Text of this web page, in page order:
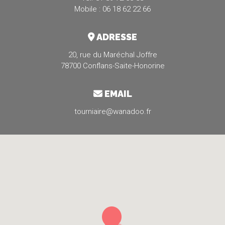
Mobile : 06 18 62 22 66
ADRESSE
20, rue du Maréchal Joffre
78700 Conflans-Saite-Honorine
EMAIL
tourniaire@wanadoo.fr